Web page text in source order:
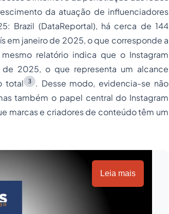
da atuação de influenciadores
Brazil (DataReportal), há cerca de 144
em janeiro de 2025, o que corresponde a
relatório indica que o Instagram
2025, o que representa um alcance
total
3 . Desse modo, evidencia-se não
também o papel central do Instagram
marcas e criadores de conteúdo têm um
Leia mais